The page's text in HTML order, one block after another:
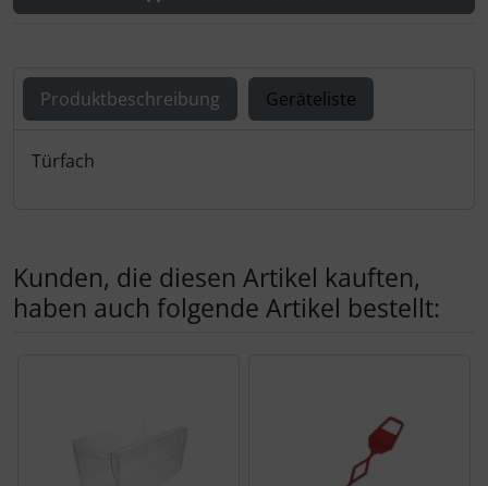
Produktbeschreibung Geräteliste
Produktbeschreibung
Türfach
Kunden, die diesen Artikel kauften,
haben auch folgende Artikel bestellt: